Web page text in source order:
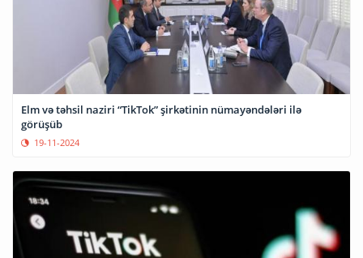
Elm və təhsil naziri “TikTok” şirkətinin nümayəndələri ilə
görüşüb
19-11-2024